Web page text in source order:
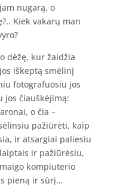
nugarą, o
Kiek vakarų man
dėžę, kur žaidžia
iškeptą smėlinį
fotografuosiu jos
jos čiauškėjimą:
o čia –
pažiūrėti, kaip
ir atsargiai paliesiu
ir pažiūrėsiu,
kompiuterio
pieną ir sūrį…